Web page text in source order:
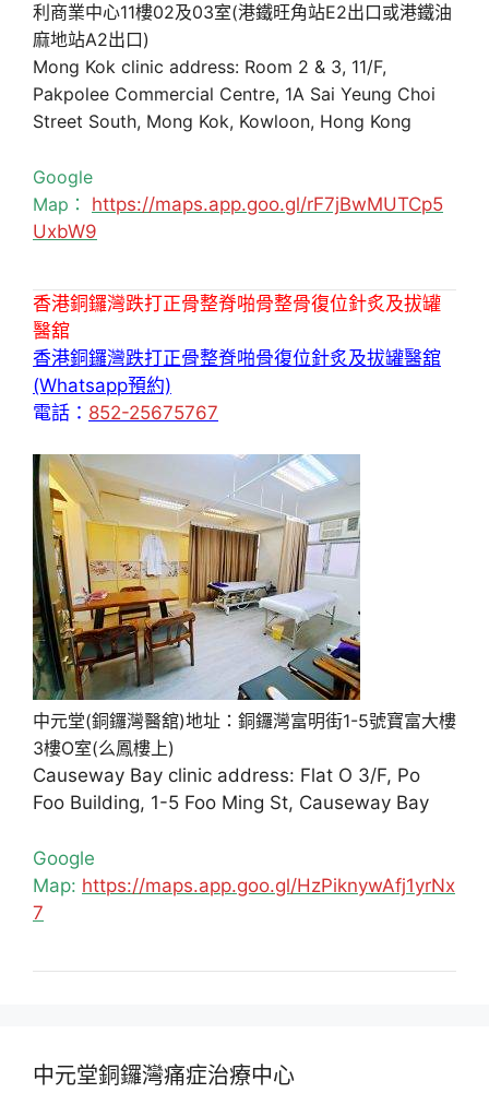
利商業中心11樓02及03室(港鐵旺角站E2出口或港鐵油
麻地站A2出口)
Mong Kok clinic address: Room 2 & 3, 11/F,
Pakpolee Commercial Centre, 1A Sai Yeung Choi
Street South, Mong Kok, Kowloon, Hong Kong
Google
Map： https://maps.app.goo.gl/rF7jBwMUTCp5
UxbW9
香港銅鑼灣跌打正骨整脊啪骨整骨復位針炙及拔罐
醫舘
香港銅鑼灣跌打正骨整脊啪骨復位針炙及拔罐醫舘
(Whatsapp預約)
電話： 852-25675767
中元堂(銅鑼灣醫舘)地址：銅鑼灣富明街1-5號寶富大樓
3樓O室(么鳳樓上)
Causeway Bay clinic address: Flat O 3/F, Po
Foo Building, 1-5 Foo Ming St, Causeway Bay
Google
Map: https://maps.app.goo.gl/HzPiknywAfj1yrNx
7
中元堂銅鑼灣痛症治療中心